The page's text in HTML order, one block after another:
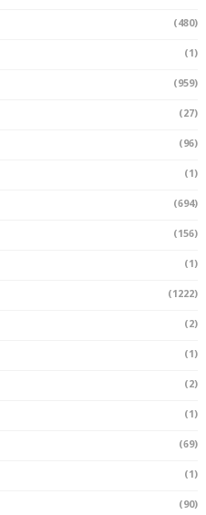
(480)
(1)
(959)
(27)
(96)
(1)
(694)
(156)
(1)
(1222)
(2)
(1)
(2)
(1)
(69)
(1)
(90)